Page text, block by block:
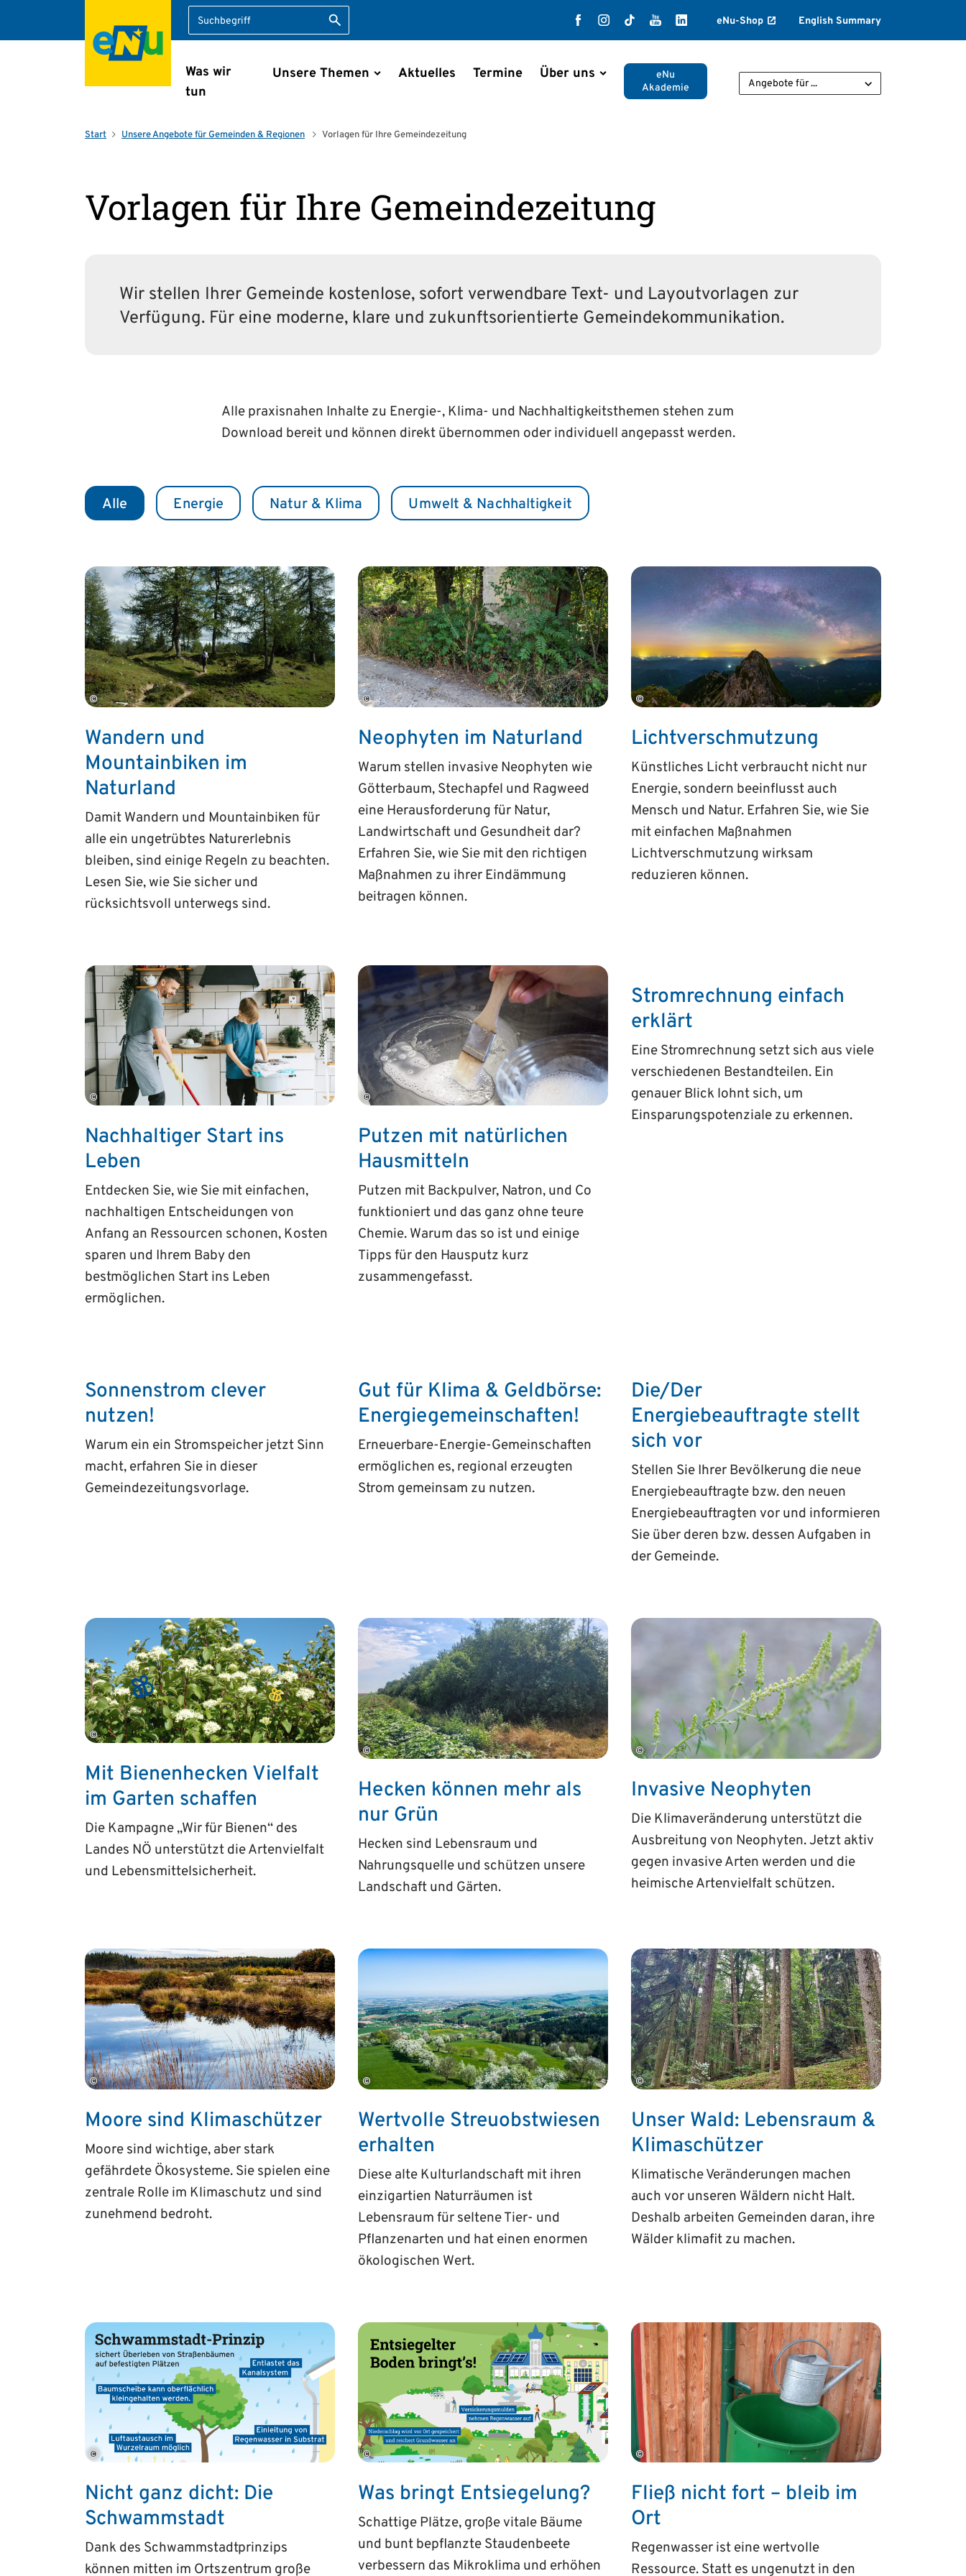
Suche Suche starten Facebook
Instagram
TikTokYouTube
LinkedIn
eNu-Shop English Summary
Navigation überspringen
Was wir
tun
Unsere Themen Aktuelles Termine Über uns
eNu
Akademie
Angebote für ...
Start Unsere Angebote für Gemeinden & Regionen Vorlagen für Ihre Gemeindezeitung
Vorlagen für Ihre Gemeindezeitung
Wir stellen Ihrer Gemeinde kostenlose, sofort verwendbare Text- und Layoutvorlagen zur
Verfügung. Für eine moderne, klare und zukunftsorientierte Gemeindekommunikation.
Alle praxisnahen Inhalte zu Energie-, Klima- und Nachhaltigkeitsthemen stehen zum
Download bereit und können direkt übernommen oder individuell angepasst werden.
Alle Energie Natur & Klima Umwelt & Nachhaltigkeit
©
Wandern und
Mountainbiken im
Naturland
Damit Wandern und Mountainbiken für
alle ein ungetrübtes Naturerlebnis
bleiben, sind einige Regeln zu beachten.
Lesen Sie, wie Sie sicher und
rücksichtsvoll unterwegs sind.
©
Neophyten im Naturland
Warum stellen invasive Neophyten wie
Götterbaum, Stechapfel und Ragweed
eine Herausforderung für Natur,
Landwirtschaft und Gesundheit dar?
Erfahren Sie, wie Sie mit den richtigen
Maßnahmen zu ihrer Eindämmung
beitragen können.
©
Lichtverschmutzung
Künstliches Licht verbraucht nicht nur
Energie, sondern beeinflusst auch
Mensch und Natur. Erfahren Sie, wie Sie
mit einfachen Maßnahmen
Lichtverschmutzung wirksam
reduzieren können.
©
Nachhaltiger Start ins
Leben
Entdecken Sie, wie Sie mit einfachen,
nachhaltigen Entscheidungen von
Anfang an Ressourcen schonen, Kosten
sparen und Ihrem Baby den
bestmöglichen Start ins Leben
ermöglichen.
©
Putzen mit natürlichen
Hausmitteln
Putzen mit Backpulver, Natron, und Co
funktioniert und das ganz ohne teure
Chemie. Warum das so ist und einige
Tipps für den Hausputz kurz
zusammengefasst.
Stromrechnung einfach
erklärt
Eine Stromrechnung setzt sich aus viele
verschiedenen Bestandteilen. Ein
genauer Blick lohnt sich, um
Einsparungspotenziale zu erkennen.
Sonnenstrom clever
nutzen!
Warum ein ein Stromspeicher jetzt Sinn
macht, erfahren Sie in dieser
Gemeindezeitungsvorlage.
Gut für Klima & Geldbörse:
Energiegemeinschaften!
Erneuerbare-Energie-Gemeinschaften
ermöglichen es, regional erzeugten
Strom gemeinsam zu nutzen.
Die/Der
Energiebeauftragte stellt
sich vor
Stellen Sie Ihrer Bevölkerung die neue
Energiebeauftragte bzw. den neuen
Energiebeauftragten vor und informieren
Sie über deren bzw. dessen Aufgaben in
der Gemeinde.
©
Mit Bienenhecken Vielfalt
im Garten schaffen
Die Kampagne „Wir für Bienen“ des
Landes NÖ unterstützt die Artenvielfalt
und Lebensmittelsicherheit.
©
Hecken können mehr als
nur Grün
Hecken sind Lebensraum und
Nahrungsquelle und schützen unsere
Landschaft und Gärten.
©
Invasive Neophyten
Die Klimaveränderung unterstützt die
Ausbreitung von Neophyten. Jetzt aktiv
gegen invasive Arten werden und die
heimische Artenvielfalt schützen.
©
Moore sind Klima­schützer
Moore sind wichtige, aber stark
gefährdete Ökosysteme. Sie spielen eine
zentrale Rolle im Klimaschutz und sind
zunehmend bedroht.
©
Wertvolle Streu­obst­wiesen
erhalten
Diese alte Kulturlandschaft mit ihren
einzigartien Naturräumen ist
Lebensraum für seltene Tier- und
Pflanzenarten und hat einen enormen
ökologischen Wert.
©
Unser Wald: Lebensraum &
Klimaschützer
Klimatische Veränderungen machen
auch vor unseren Wäldern nicht Halt.
Deshalb arbeiten Gemeinden daran, ihre
Wälder klimafit zu machen.
©
Nicht ganz dicht: Die
Schwamm­stadt
Dank des Schwammstadtprinzips
können mitten im Ortszentrum große
©
Was bringt Entsiegelung?
Schattige Plätze, große vitale Bäume
und bunt bepflanzte Staudenbeete
verbessern das Mikroklima und erhöhen
©
Fließ nicht fort – bleib im
Ort
Regenwasser ist eine wertvolle
Ressource. Statt es ungenutzt in den